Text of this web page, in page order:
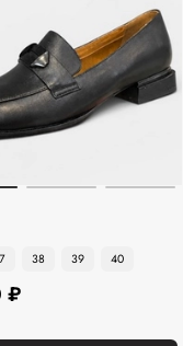
38 39 40
₽